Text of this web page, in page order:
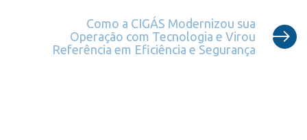
Como a CIGÁS Modernizou sua
Operação com Tecnologia e Virou
Referência em Eficiência e Segurança